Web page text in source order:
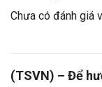
Chưa có đánh giá
(TSVN) – Để